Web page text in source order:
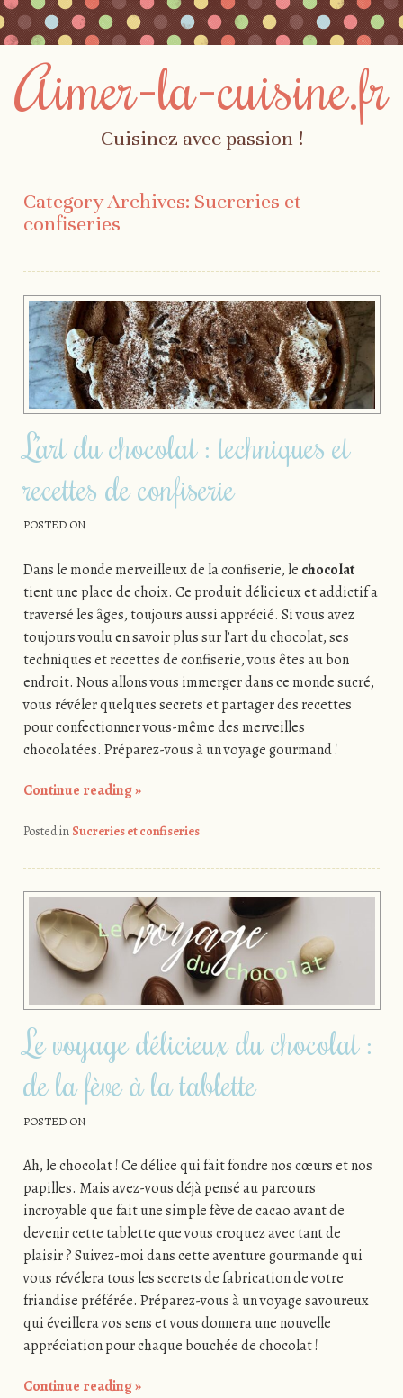
Aimer-la-cuisine.fr
Cuisinez avec passion !
Menu
Category Archives: Sucreries et
confiseries
L’art du chocolat : techniques et
recettes de confiserie
POSTED ON
Dans le monde merveilleux de la confiserie, le chocolat
tient une place de choix. Ce produit délicieux et addictif a
traversé les âges, toujours aussi apprécié. Si vous avez
toujours voulu en savoir plus sur l’art du chocolat, ses
techniques et recettes de confiserie, vous êtes au bon
endroit. Nous allons vous immerger dans ce monde sucré,
vous révéler quelques secrets et partager des recettes
pour confectionner vous-même des merveilles
chocolatées. Préparez-vous à un voyage gourmand !
Continue reading»
Posted in Sucreries et confiseries
Le voyage délicieux du chocolat :
de la fève à la tablette
POSTED ON
Ah, le chocolat ! Ce délice qui fait fondre nos cœurs et nos
papilles. Mais avez-vous déjà pensé au parcours
incroyable que fait une simple fève de cacao avant de
devenir cette tablette que vous croquez avec tant de
plaisir ? Suivez-moi dans cette aventure gourmande qui
vous révélera tous les secrets de fabrication de votre
friandise préférée. Préparez-vous à un voyage savoureux
qui éveillera vos sens et vous donnera une nouvelle
appréciation pour chaque bouchée de chocolat !
Continue reading»